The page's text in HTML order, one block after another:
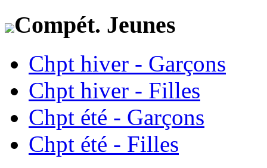
Compét. Jeunes
Chpt hiver - Garçons
Chpt hiver - Filles
Chpt été - Garçons
Chpt été - Filles